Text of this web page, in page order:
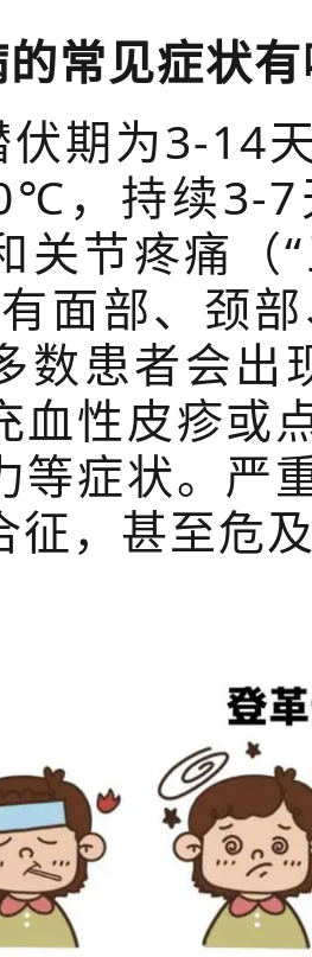
常见症状
期为3-14
，持续3-7
关节疼痛（
面部、颈
数患者会出
血性皮疹或
等症状。严
征，甚至危